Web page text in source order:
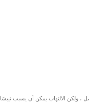
ولكن الالتهاب يمكن أن يسبب